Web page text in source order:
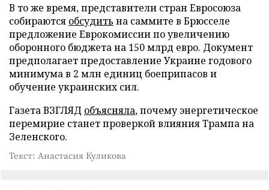
В то же время, представители стран Евросоюза
собираются обсудить на саммите в Брюсселе
предложение Еврокомиссии по увеличению
оборонного бюджета на 150 млрд евро. Документ
предполагает предоставление Украине годового
минимума в 2 млн единиц боеприпасов и
обучение украинских сил.
Газета ВЗГЛЯД объясняла, почему энергетическое
перемирие станет проверкой влияния Трампа на
Зеленского.
Текст: Анастасия Куликова